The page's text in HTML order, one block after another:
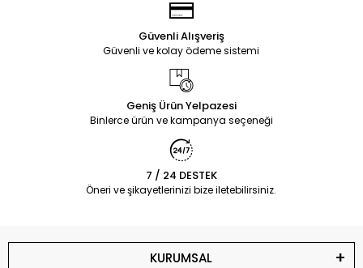
Güvenli Alışveriş
Güvenli ve kolay ödeme sistemi
Geniş Ürün Yelpazesi
Binlerce ürün ve kampanya seçeneği
7 / 24 DESTEK
Öneri ve şikayetlerinizi bize iletebilirsiniz.
KURUMSAL